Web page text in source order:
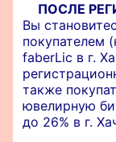
ПОСЛЕ
Вы
покупателем
faberLic в г.
также
ювелирную
до 26% в г.